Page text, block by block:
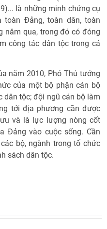
là những minh chứng cụ
Đảng, toàn dân, toàn
năm qua, trong đó có đóng
công tác dân tộc trong cả
năm 2010, Phó Thủ tướng
của một bộ phận cán bộ
dân tộc; đội ngũ cán bộ làm
tới địa phương cần được
và là lực lượng nòng cốt
Đảng vào cuộc sống. Cần
bộ, ngành trong tổ chức
sách dân tộc.